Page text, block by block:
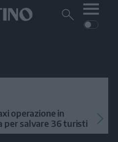
Cerca
GARDA
VIDEO
operazione in
per salvare 36 turisti